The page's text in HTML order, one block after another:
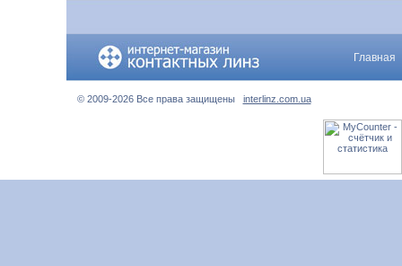
Главная
© 2009-2026 Все права защищены interlinz.com.ua